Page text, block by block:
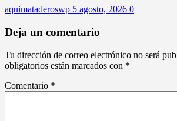
aquimataderoswp 5 agosto, 2026 0
Deja un comentario
Tu dirección de correo electrónico no será
obligatorios están marcados con *
Comentario *